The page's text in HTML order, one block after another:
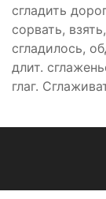
сгладить
сорвать,
сгладилось,
длит.
глаг.